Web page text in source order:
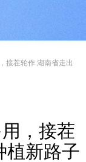
接茬轮作 湖南省走出
，接茬
植新路子